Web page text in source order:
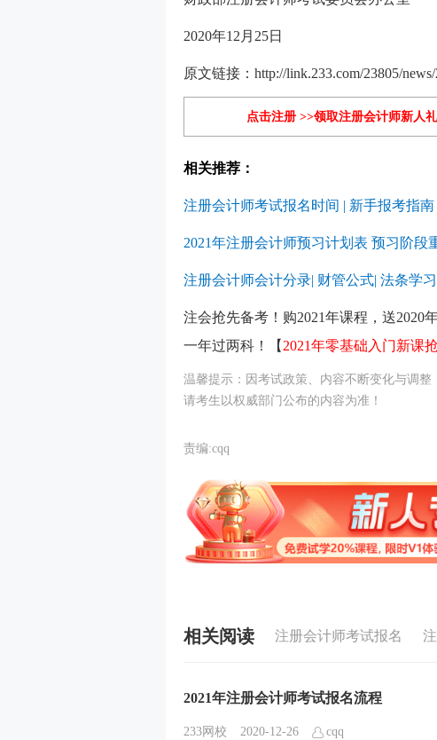
2020年12月25日
原文链接：http://link.233.com/23805/
点击注册 >>领取注册会计师新人
相关推荐：
注册会计师考试报名时间 | 新手报考指南
2021年注册会计师预习计划表 预习阶段
注册会计师会计分录| 财管公式| 法条学
注会抢先备考！购2021年课程，送2020
一年过两科！【 2021年零基础入门新课
温馨提示：因考试政策、内容不断变化与调整
请考生以权威部门公布的内容为准！
责编:cqq
相关阅读 注册会计师考试报名
2021年注册会计师考试报名流程
233网校 2020-12-26 cqq